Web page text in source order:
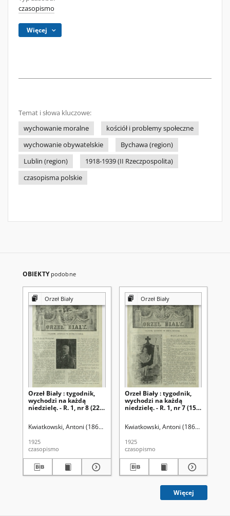
czasopismo
Więcej
Temat i słowa kluczowe:
wychowanie moralne
kościół i problemy społeczne
wychowanie obywatelskie
Bychawa (region)
Lublin (region)
1918-1939 (II Rzeczpospolita)
czasopisma polskie
OBIEKTY podobne
Orzeł Biały
Orzeł Biały : tygodnik,
wychodzi na każdą
niedzielę. - R. 1, nr 8 (22
Kwiatkowski, Antoni (1861-1926). Red.
1925
czasopismo
Orzeł Biały
Orzeł Biały : tygodnik,
wychodzi na każdą
niedzielę. - R. 1, nr 7 (15
Kwiatkowski, Antoni (1861-1926).
1925
czasopismo
Więcej